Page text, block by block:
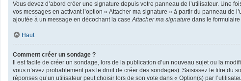
Vous devez d’abord créer une signature depuis votre panneau de l’utilisateur. Une
vos messages en activant l’option « Attacher ma signature » à partir du panneau de
ajoutée à un message en décochant la caseAttacher ma signature dans le
Haut
Comment créer un sondage ?
Il est facile de créer un sondage, lors de la publication d’un nouveau sujet ou la
vous n’avez probablement pas le droit de créer des sondages). Saisissez le titre
réponses qu’un utilisateur peut choisir lors de son vote dans « Option(s) par